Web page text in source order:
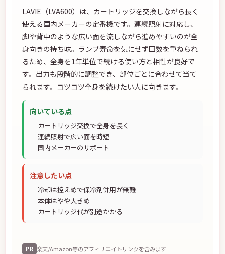
LAVIE（LVA600）は、カートリッジを交換しながら長く
使える国内メーカーの定番機です。連続照射に対応し、
脚や背中のような広い面を流しながら進めやすいのが全
身向きの持ち味。ランプ寿命を気にせず回数を重ねられ
るため、全身を1年単位で続ける使い方と相性が良好で
す。出力も段階的に調整でき、部位ごとに合わせて当て
られます。コツコツ全身を続けたい人に向きます。
向いている点
カートリッジ交換で全身を長く
連続照射で広い面を時短
国内メーカーのサポート
注意したい点
冷却は控えめで保冷剤併用が無難
本体はやや大きめ
カートリッジ代が別途かかる
PR 楽天/Amazon等のアフィリエイトリンクを含みます